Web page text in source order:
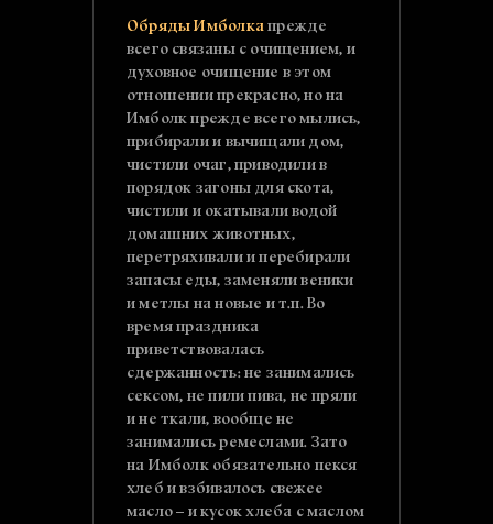
Обряды Имболкапрежде
всего связаны с очищением, и
духовное очищение в этом
отношении прекрасно, но на
Имболк прежде всего мылись,
прибирали и вычищали дом,
чистили очаг, приводили в
порядок загоны для скота,
чистили и окатывали водой
домашних животных,
перетряхивали и перебирали
запасы еды, заменяли веники
и метлы на новые и т.п. Во
время праздника
приветствовалась
сдержанность: не занимались
сексом, не пили пива, не пряли
и не ткали, вообще не
занимались ремеслами. Зато
на Имболк обязательно пекся
хлеб и взбивалось свежее
масло – и кусок хлеба с маслом